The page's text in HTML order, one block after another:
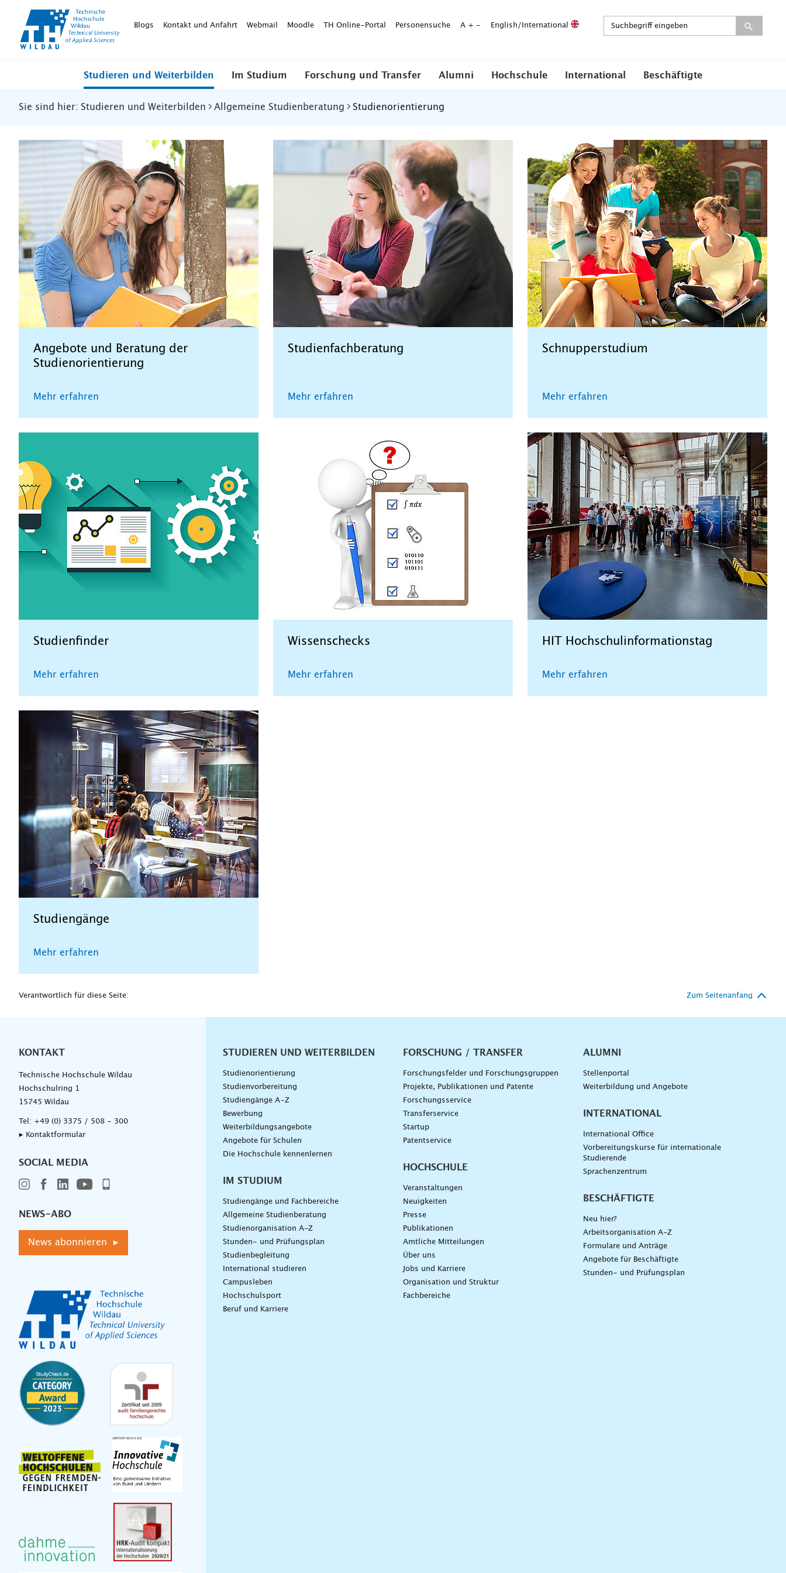
WildauBlogs Kontakt und Anfahrt Webmail Moodle TH Online-Portal Personensuche A + - English/International
Studieren und Weiterbilden Im Studium Forschung und Transfer Alumni Hochschule International Beschäftigte
Sie sind hier: Studieren und Weiterbilden Allgemeine Studienberatung Studienorientierung
Angebote und Beratung der
Studienorientierung
Mehr erfahren
Studienfachberatung
Mehr erfahren
Schnupperstudium
Mehr erfahren
Studienfinder
Mehr erfahren
Wissenschecks
Mehr erfahren
HIT Hochschulinformationstag
Mehr erfahren
Studiengänge
Mehr erfahren
Verantwortlich für diese Seite: Zum Seitenanfang
KONTAKT
Technische Hochschule Wildau
Hochschulring 1
15745 Wildau
Tel: +49 (0) 3375 / 508 - 300
▸ Kontaktformular
SOCIAL MEDIA
NEWS-ABO
News abonnieren ▸
Unternavigation
STUDIEREN UND WEITERBILDEN
Studienorientierung
Studienvorbereitung
Studiengänge A–Z
Bewerbung
Weiterbildungsangebote
Angebote für Schulen
Die Hochschule kennenlernen
IM STUDIUM
Studiengänge und Fachbereiche
Allgemeine Studienberatung
Studienorganisation A-Z
Stunden- und Prüfungsplan
Studienbegleitung
International studieren
Campusleben
Hochschulsport
Beruf und Karriere
FORSCHUNG / TRANSFER
Forschungsfelder und Forschungsgruppen
Projekte, Publikationen und Patente
Forschungsservice
Transferservice
Startup
Patentservice
HOCHSCHULE
Veranstaltungen
Neuigkeiten
Presse
Publikationen
Amtliche Mitteilungen
Über uns
Jobs und Karriere
Organisation und Struktur
Fachbereiche
ALUMNI
Stellenportal
Weiterbildung und Angebote
INTERNATIONAL
International Office
Vorbereitungskurse für internationale
Studierende
Sprachenzentrum
BESCHÄFTIGTE
Neu hier?
Arbeitsorganisation A-Z
Formulare und Anträge
Angebote für Beschäftigte
Stunden- und Prüfungsplan